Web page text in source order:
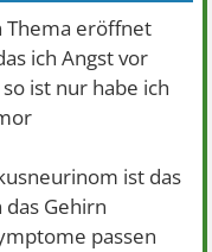
Thema eröffnet
ich Angst vor
ist nur habe ich
ist das
Gehirn
passen